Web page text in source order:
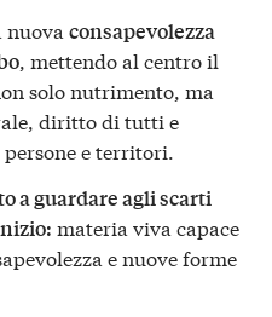
nuova consapevolezza
, mettendo al centro il
solo nutrimento, ma
diritto di tutti e
e territori.
a guardare agli scarti
materia viva capace
e nuove forme